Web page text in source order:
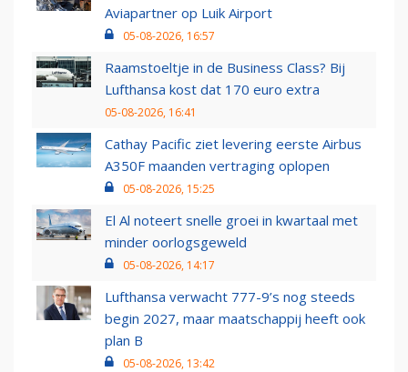
Aviapartner op Luik Airport
05-08-2026, 16:57
Raamstoeltje in de Business Class? Bij
Lufthansa kost dat 170 euro extra
05-08-2026, 16:41
Cathay Pacific ziet levering eerste Airbus
A350F maanden vertraging oplopen
05-08-2026, 15:25
El Al noteert snelle groei in kwartaal met
minder oorlogsgeweld
05-08-2026, 14:17
Lufthansa verwacht 777-9’s nog steeds
begin 2027, maar maatschappij heeft ook
plan B
05-08-2026, 13:42